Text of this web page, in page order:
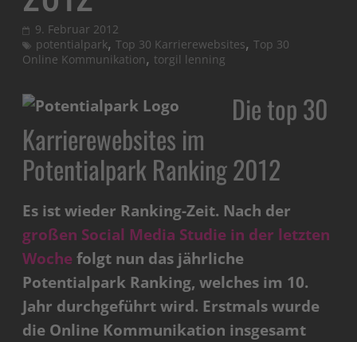
9. Februar 2012
potentialpark,Top 30 Karrierewebsites,Top 30
Online Kommunikation,torgil lenning
Die top 30
Karrierewebsites im
Potentialpark Ranking 2012
Es ist wieder Ranking-Zeit. Nach der
großen Social Media Studie in der letzten
Wochefolgt nun das jährliche
Potentialpark Ranking, welches im 10.
Jahr durchgeführt wird. Erstmals wurde
die Online Kommunikation insgesamt